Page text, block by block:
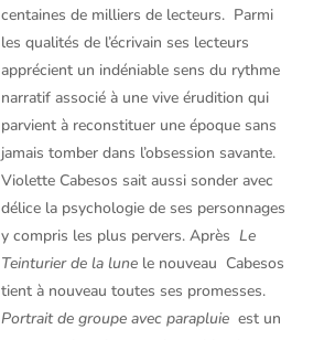
centaines de milliers de lecteurs. Parmi
les qualités de l’écrivain ses lecteurs
apprécient un indéniable sens du rythme
narratif associé à une vive érudition qui
parvient à reconstituer une époque sans
jamais tomber dans l’obsession savante.
Violette Cabesos sait aussi sonder avec
délice la psychologie de ses personnages
y compris les plus pervers. Après  Le
Teinturier de la lune le nouveau Cabesos
tient à nouveau toutes ses promesses.
Portrait de groupe avec parapluie est un